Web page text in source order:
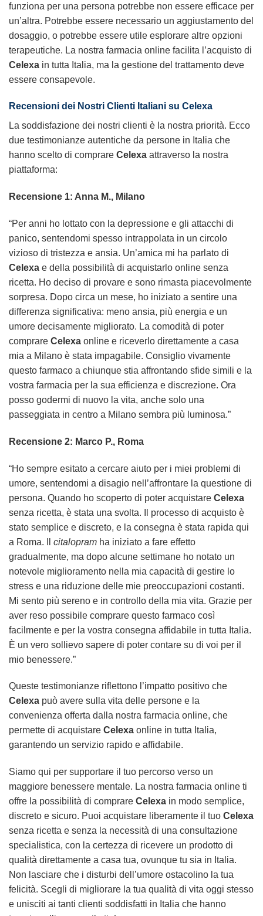
funziona per una persona potrebbe non essere efficace per
un’altra. Potrebbe essere necessario un aggiustamento del
dosaggio, o potrebbe essere utile esplorare altre opzioni
terapeutiche. La nostra farmacia online facilita l’acquisto di
Celexa in tutta Italia, ma la gestione del trattamento deve
essere consapevole.
Recensioni dei Nostri Clienti Italiani su Celexa
La soddisfazione dei nostri clienti è la nostra priorità. Ecco
due testimonianze autentiche da persone in Italia che
hanno scelto di comprare Celexa attraverso la nostra
piattaforma:
Recensione 1: Anna M., Milano
“Per anni ho lottato con la depressione e gli attacchi di
panico, sentendomi spesso intrappolata in un circolo
vizioso di tristezza e ansia. Un’amica mi ha parlato di
Celexa e della possibilità di acquistarlo online senza
ricetta. Ho deciso di provare e sono rimasta piacevolmente
sorpresa. Dopo circa un mese, ho iniziato a sentire una
differenza significativa: meno ansia, più energia e un
umore decisamente migliorato. La comodità di poter
comprare Celexa online e riceverlo direttamente a casa
mia a Milano è stata impagabile. Consiglio vivamente
questo farmaco a chiunque stia affrontando sfide simili e la
vostra farmacia per la sua efficienza e discrezione. Ora
posso godermi di nuovo la vita, anche solo una
passeggiata in centro a Milano sembra più luminosa.”
Recensione 2: Marco P., Roma
“Ho sempre esitato a cercare aiuto per i miei problemi di
umore, sentendomi a disagio nell’affrontare la questione di
persona. Quando ho scoperto di poter acquistare Celexa
senza ricetta, è stata una svolta. Il processo di acquisto è
stato semplice e discreto, e la consegna è stata rapida qui
a Roma. Il citalopram ha iniziato a fare effetto
gradualmente, ma dopo alcune settimane ho notato un
notevole miglioramento nella mia capacità di gestire lo
stress e una riduzione delle mie preoccupazioni costanti.
Mi sento più sereno e in controllo della mia vita. Grazie per
aver reso possibile comprare questo farmaco così
facilmente e per la vostra consegna affidabile in tutta Italia.
È un vero sollievo sapere di poter contare su di voi per il
mio benessere.”
Queste testimonianze riflettono l’impatto positivo che
Celexa può avere sulla vita delle persone e la
convenienza offerta dalla nostra farmacia online, che
permette di acquistare Celexa online in tutta Italia,
garantendo un servizio rapido e affidabile.
Siamo qui per supportare il tuo percorso verso un
maggiore benessere mentale. La nostra farmacia online ti
offre la possibilità di comprare Celexa in modo semplice,
discreto e sicuro. Puoi acquistare liberamente il tuo Celexa
senza ricetta e senza la necessità di una consultazione
specialistica, con la certezza di ricevere un prodotto di
qualità direttamente a casa tua, ovunque tu sia in Italia.
Non lasciare che i disturbi dell’umore ostacolino la tua
felicità. Scegli di migliorare la tua qualità di vita oggi stesso
e unisciti ai tanti clienti soddisfatti in Italia che hanno